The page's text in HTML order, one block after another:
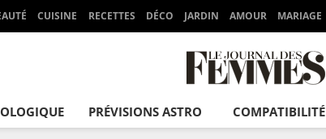
CUISINE RECETTES DÉCO JARDIN AMOUR MARIAGE
PRÉVISIONS ASTRO COMPATIBILITÉ